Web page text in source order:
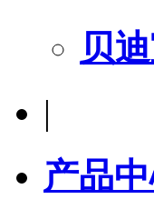
贝
|
产品